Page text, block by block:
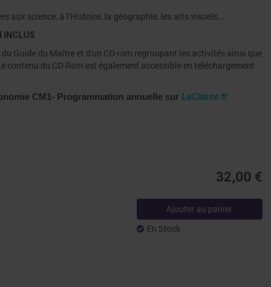
aux science, à l'Histoire, la géographie, les arts visuels...
INCLUS
Guide du Maître et d'un CD-rom regroupant les activités ainsi que
contenu du CD-Rom est également accessible en téléchargement
CM1- Programmation annuelle surLaClasse.fr
32,00 €
Ajouter au panier
En Stock